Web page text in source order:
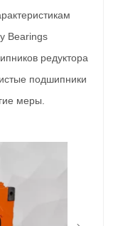
Bearings
редуктора
подшипники
меры.